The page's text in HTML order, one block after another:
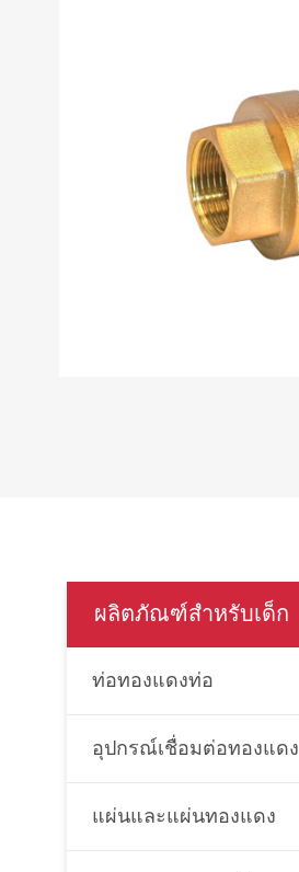
ผลิตภัณฑ์สำหรับเด็ก
ท่อทองแดงท่อ
อุปกรณ์เชื่อมต่อทองแดง
แผ่นและแผ่นทองแดง